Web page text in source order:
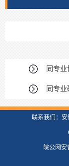
同专业
同专业
联系我们：安
皖公网安